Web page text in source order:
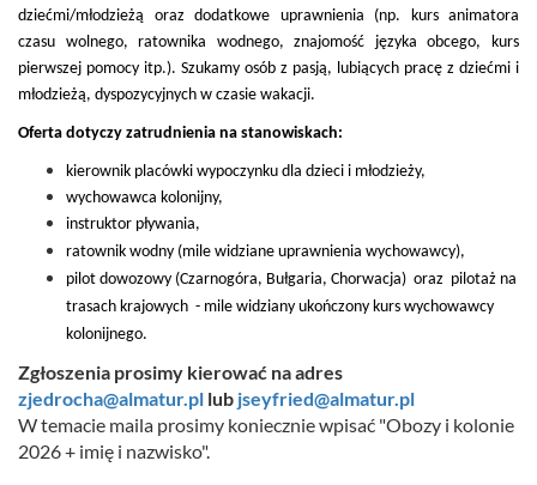
dziećmi/młodzieżą oraz dodatkowe uprawnienia (np. kurs animatora
czasu wolnego, ratownika wodnego, znajomość języka obcego, kurs
pierwszej pomocy itp.). Szukamy osób z pasją, lubiących pracę z dziećmi i
młodzieżą, dyspozycyjnych w czasie wakacji.
Oferta dotyczy zatrudnienia na stanowiskach:
kierownik placówki wypoczynku dla dzieci i młodzieży,
wychowawca kolonijny,
instruktor pływania,
ratownik wodny (mile widziane uprawnienia wychowawcy),
pilot dowozowy (Czarnogóra, Bułgaria, Chorwacja) oraz pilotaż na
trasach krajowych - mile widziany ukończony kurs wychowawcy
kolonijnego.
Zgłoszenia prosimy kierować na adres
zjedrocha@almatur.pl lub jseyfried@almatur.pl
W temacie maila prosimy koniecznie wpisać "Obozy i kolonie
2026 + imię i nazwisko".